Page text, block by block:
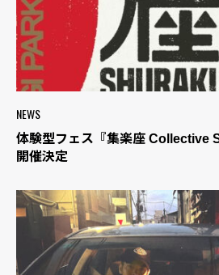
NEWS
体験型フェス『集楽座 Collective
開催決定